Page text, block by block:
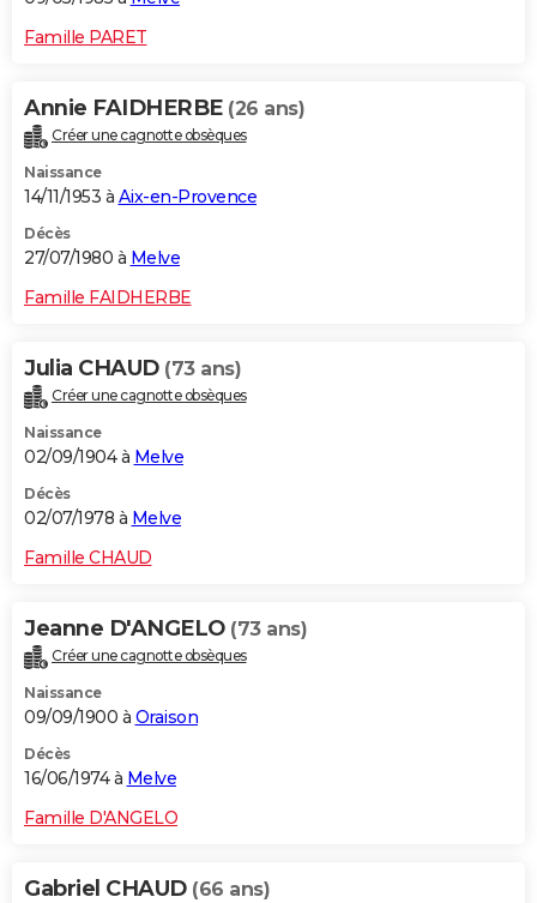
Famille PARET
Annie FAIDHERBE (26 ans)
Créer une cagnotte obsèques
Naissance
14/11/1953 à Aix-en-Provence
Décès
27/07/1980 à Melve
Famille FAIDHERBE
Julia CHAUD (73 ans)
Créer une cagnotte obsèques
Naissance
02/09/1904 à Melve
Décès
02/07/1978 à Melve
Famille CHAUD
Jeanne D'ANGELO (73 ans)
Créer une cagnotte obsèques
Naissance
09/09/1900 à Oraison
Décès
16/06/1974 à Melve
Famille D'ANGELO
Gabriel CHAUD (66 ans)